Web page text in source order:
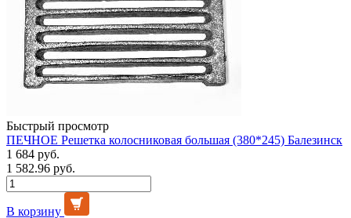
Быстрый просмотр
ПЕЧНОЕ Решетка колосниковая большая (380*245) Балезинск
1 684 руб.
1 582.96 руб.
В корзину